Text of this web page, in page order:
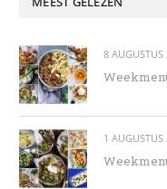
8 AUGUSTUS
1 AUGUSTUS